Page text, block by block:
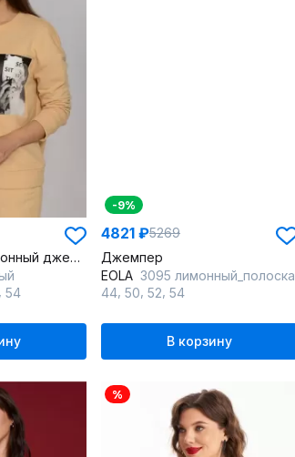
Жёлтый демисезонный джемпер с подрезами и печатью
54
-9%
4821 ₽5269
Джемпер
EOLA 3095 лимонный_полоска
44 50 52 54
В корзину
%